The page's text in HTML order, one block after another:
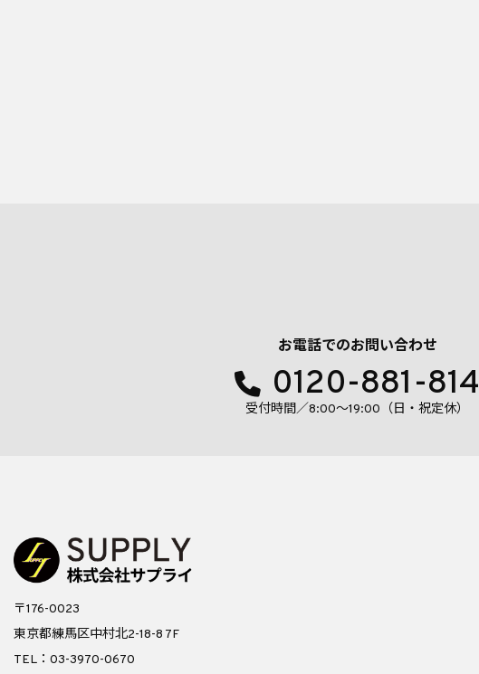
お電話でのお問い合わせ
0120-881-814
受付時間／8:00〜19:00（日・祝定休）
〒176-0023
東京都練馬区中村北2-18-8 7F
TEL：03-3970-0670